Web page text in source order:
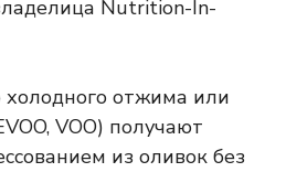
Nutrition-In-
холодного отжима или
VOO) получают
из оливок без